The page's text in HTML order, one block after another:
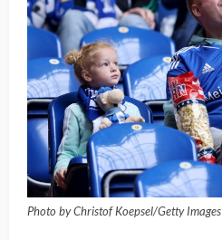
Photo by Christof Koepsel/Getty Images